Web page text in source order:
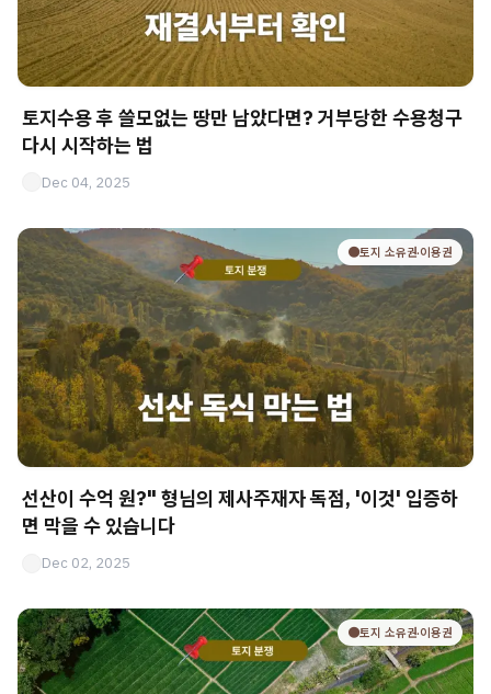
토지수용 후 쓸모없는 땅만 남았다면? 거부당한 수용청구
다시 시작하는 법
Dec 04, 2025
🟤토지 소유권·이용권
선산이 수억 원?" 형님의 제사주재자 독점, '이것' 입증하
면 막을 수 있습니다
Dec 02, 2025
🟤토지 소유권·이용권